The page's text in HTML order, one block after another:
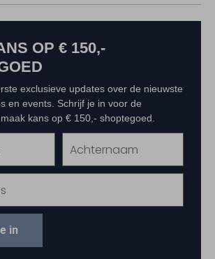
OP € 150,-
exclusieve updates over de nieuwste
en events. Schrijf je in voor de
kans op € 150,- shoptegoed.
in